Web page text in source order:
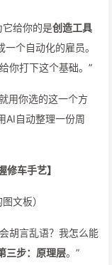
它给你的是创造工具
个自动化的雇员。
你打下这个基础。”
用你选的这一个方
AI自动整理一份周
车手艺】
文板）
胡言乱语？我怎么能
三步：原理层。”